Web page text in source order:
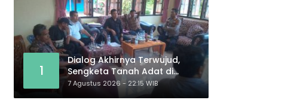
1
Dialog Akhirnya Terwujud,
Sengketa Tanah Adat di
Lingkar Proyek Strategis
Nasional Memasuki Babak
7 Agustus 2026 - 22:15 WIB